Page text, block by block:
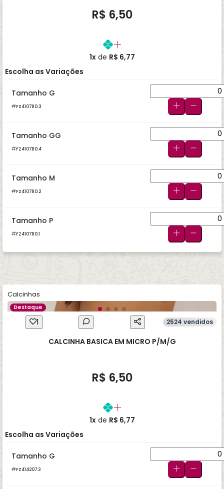
R$ 6,50
1xde R$ 6,77
Escolha as Variações
Tamanho G
FZ410780.3
Tamanho GG
FZ410780.4
Tamanho M
FZ410780.2
Tamanho P
FZ410780.1
Calcinhas
Destaque
1 2524 vendidos
CALCINHA BASICA EM MICRO P/M/G
R$ 6,50
1xde R$ 6,77
Escolha as Variações
Tamanho G
FZ414207.3